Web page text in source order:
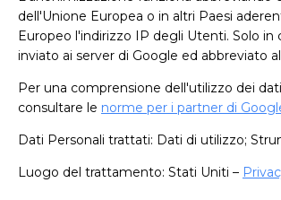
dell'Unione Europea o in altri Paesi
Europeo l'indirizzo IP degli Utenti. Solo in
inviato ai server di Google ed abbreviato
Per una comprensione dell'utilizzo dei
consultare le norme per i partner di
Dati Personali trattati: Dati di utilizzo;
Luogo del trattamento: Stati Uniti –